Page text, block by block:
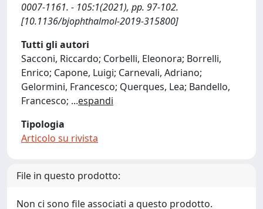
0007-1161. - 105:1(2021), pp. 97-102.
[10.1136/bjophthalmol-2019-315800]
Tutti gli autori
Sacconi, Riccardo; Corbelli, Eleonora; Borrelli,
Enrico; Capone, Luigi; Carnevali, Adriano;
Gelormini, Francesco; Querques, Lea; Bandello,
Francesco; ...espandi
Tipologia
Articolo su rivista
File in questo prodotto:
Non ci sono file associati a questo prodotto.